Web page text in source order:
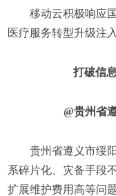
移动云积极响应
医疗服务转型升级注
打破信
@贵州省
贵州省遵义市绥
系碎片化、灾备手段
扩展维护费用高等问